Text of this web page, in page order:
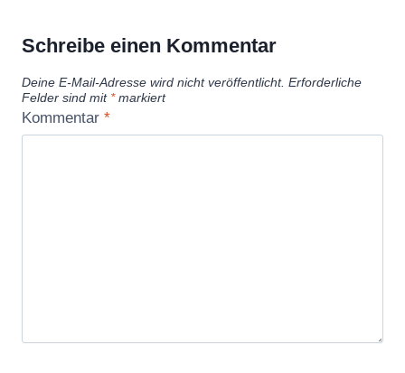
Schreibe einen Kommentar
Deine E-Mail-Adresse wird nicht veröffentlicht. Erforderliche
Felder sind mit *markiert
Kommentar *